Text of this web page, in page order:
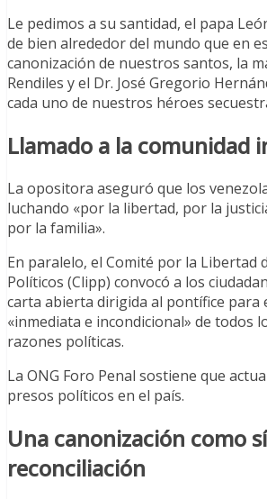
Le pedimos a su santidad, el papa
de bien alrededor del mundo que en
canonización de nuestros santos, la
Rendiles y el Dr. José Gregorio
cada uno de nuestros héroes
Llamado a la comunidad
La opositora aseguró que los
luchando «por la libertad, por la
por la familia».
En paralelo, el Comité por la Libertad
Políticos (Clipp) convocó a los
carta abierta dirigida al pontífice para
«inmediata e incondicional» de todos
razones políticas.
La ONG Foro Penal sostiene que
presos políticos en el país.
Una canonización como
reconciliación